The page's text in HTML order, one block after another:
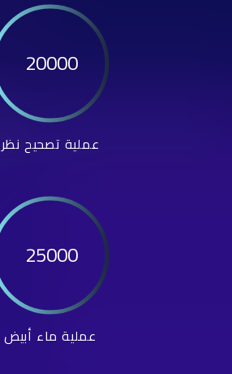
20000
عملية تصحيح نظر
25000
عملية ماء أبيض